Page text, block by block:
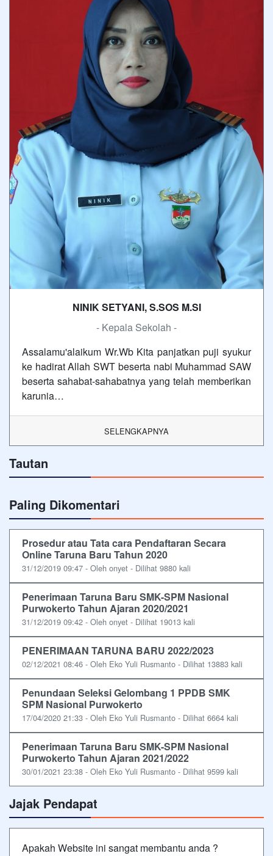
NINIK SETYANI, S.SOS M.SI
- Kepala Sekolah -
Assalamu'alaikum Wr.Wb Kita panjatkan puji syukur
ke hadirat Allah SWT beserta nabi Muhammad SAW
beserta sahabat-sahabatnya yang telah memberikan
karunia…
SELENGKAPNYA
Tautan
Paling Dikomentari
Prosedur atau Tata cara Pendaftaran Secara
Online Taruna Baru Tahun 2020
31/12/2019 09:47 - Oleh onyet - Dilihat 9880 kali
Penerimaan Taruna Baru SMK-SPM Nasional
Purwokerto Tahun Ajaran 2020/2021
31/12/2019 09:42 - Oleh onyet - Dilihat 19013 kali
PENERIMAAN TARUNA BARU 2022/2023
02/12/2021 08:46 - Oleh Eko Yuli Rusmanto - Dilihat 13883 kali
Penundaan Seleksi Gelombang 1 PPDB SMK
SPM Nasional Purwokerto
17/04/2020 21:33 - Oleh Eko Yuli Rusmanto - Dilihat 6664 kali
Penerimaan Taruna Baru SMK-SPM Nasional
Purwokerto Tahun Ajaran 2021/2022
30/01/2021 23:38 - Oleh Eko Yuli Rusmanto - Dilihat 9599 kali
Jajak Pendapat
Apakah Website ini sangat membantu anda ?